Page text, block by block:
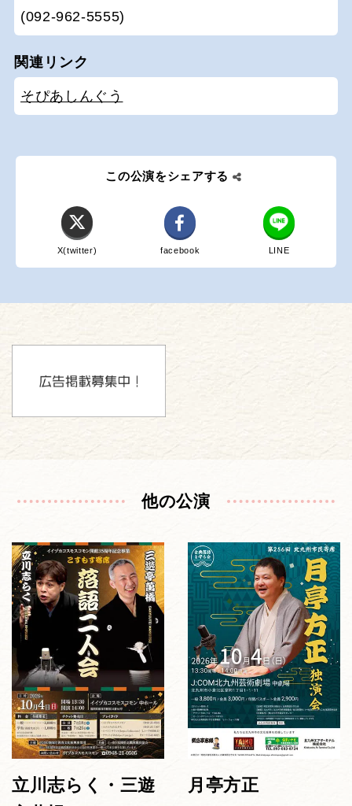
(092-962-5555)
関連リンク
そぴあしんぐう
この公演をシェアする
X(twitter) facebook LINE
他の公演
立川志らく・三遊
月亭方正